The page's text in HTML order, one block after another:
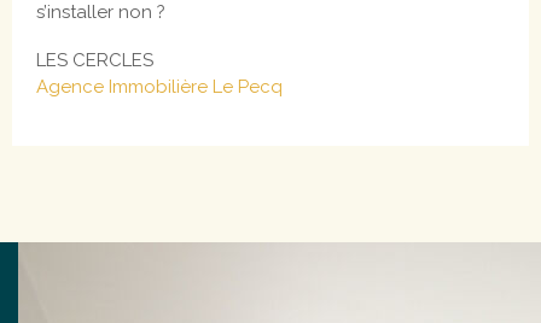
s’installer non ?
LES CERCLES
Agence Immobilière Le Pecq